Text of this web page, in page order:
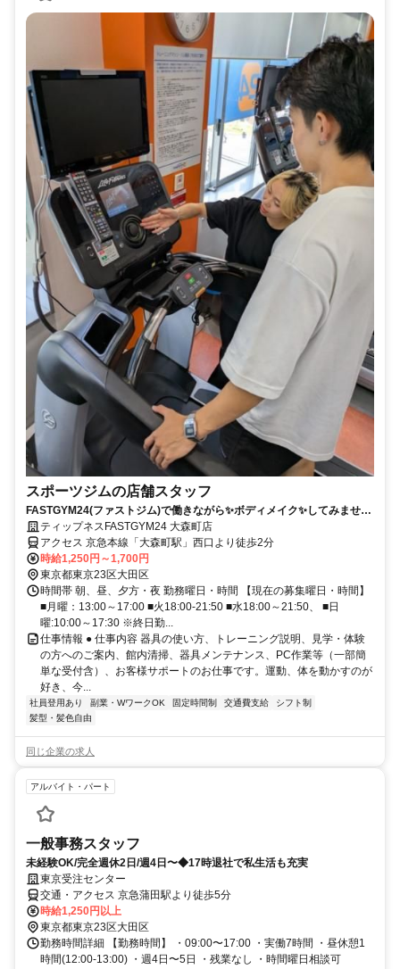
スポーツジムの店舗スタッフ
FASTGYM24(ファストジム)で働きながら✨ボディメイク✨してみません
か？ティップネスFASTGYM24 大森町店
アクセス 京急本線「大森町駅」西口より徒歩2分
時給1,250円～1,700円
東京都東京23区大田区
時間帯 朝、昼、夕方・夜 勤務曜日・時間 【現在の募集曜日・時間】
■月曜：13:00～17:00 ■火18:00-21:50 ■水18:00～21:50、 ■日
曜:10:00～17:30 ※終日勤...
仕事情報 ● 仕事内容 器具の使い方、トレーニング説明、見学・体験
の方へのご案内、館内清掃、器具メンテナンス、PC作業等（一部簡
単な受付含）、お客様サポートのお仕事です。運動、体を動かすのが
好き、今...
社員登用あり 副業・WワークOK 固定時間制 交通費支給
シフト制
髪型・髪色自由
同じ企業の求人
アルバイト・パート
一般事務スタッフ
未経験OK/完全週休2日/週4日〜◆17時退社で私生活も充実
東京受注センター
交通・アクセス 京急蒲田駅より徒歩5分
時給1,250円以上
東京都東京23区大田区
勤務時間詳細 【勤務時間】 ・09:00〜17:00 ・実働7時間 ・昼休憩1
時間(12:00-13:00) ・週4日〜5日 ・残業なし ・時間曜日相談可